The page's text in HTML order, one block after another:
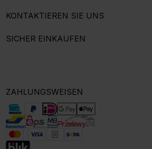
KONTAKTIEREN SIE UNS
SICHER EINKAUFEN
ZAHLUNGSWEISEN